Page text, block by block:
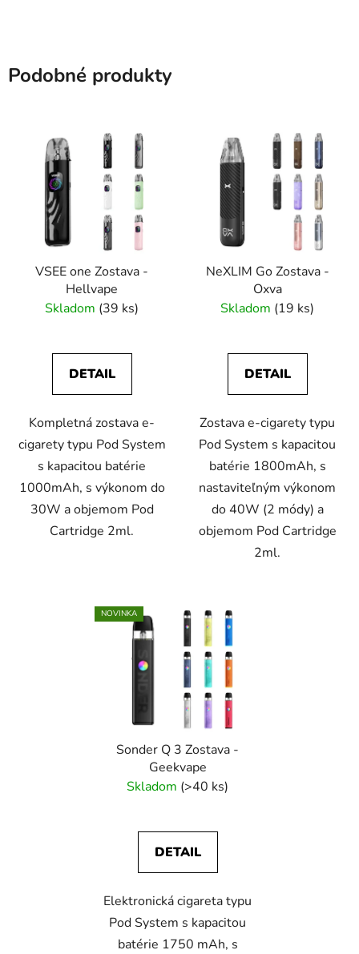
Podobné produkty
VSEE one Zostava -
Hellvape
Skladom (39 ks)
DETAIL
Kompletná zostava e-
cigarety typu Pod System
s kapacitou batérie
1000mAh, s výkonom do
30W a objemom Pod
Cartridge 2ml.
NeXLIM Go Zostava -
Oxva
Skladom (19 ks)
DETAIL
Zostava e-cigarety typu
Pod System s kapacitou
batérie 1800mAh, s
nastaviteľným výkonom
do 40W (2 módy) a
objemom Pod Cartridge
2ml.
NOVINKA
Sonder Q 3 Zostava -
Geekvape
Skladom (>40 ks)
DETAIL
Elektronická cigareta typu
Pod System s kapacitou
batérie 1750 mAh, s